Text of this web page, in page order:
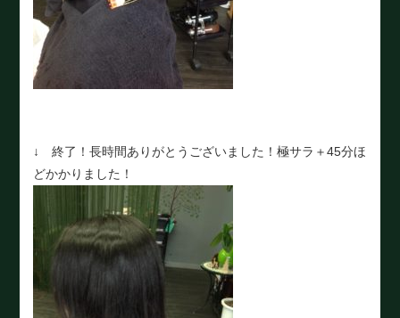
↓ 終了！長時間ありがとうございました！極サラ＋45分ほ
どかかりました！